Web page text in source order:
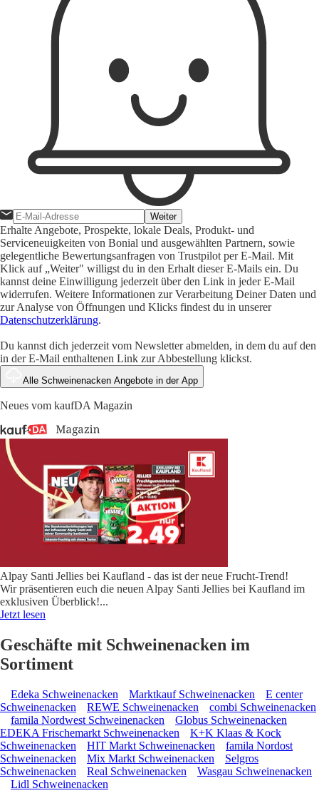
Weiter
Erhalte Angebote, Prospekte, lokale Deals, Produkt- und
Serviceneuigkeiten von Bonial und ausgewählten Partnern, sowie
gelegentliche Bewertungsanfragen von Trustpilot per E-Mail. Mit
Klick auf „Weiter" willigst du in den Erhalt dieser E-Mails ein. Du
kannst deine Einwilligung jederzeit über den Link in jeder E-Mail
widerrufen. Weitere Informationen zur Verarbeitung Deiner Daten und
zur Analyse von Öffnungen und Klicks findest du in unserer
Datenschutzerklärung.
Du kannst dich jederzeit vom Newsletter abmelden, in dem du auf den
in der E-Mail enthaltenen Link zur Abbestellung klickst.
Alle Schweinenacken Angebote in der App
Neues vom kaufDA Magazin
Alpay Santi Jellies bei Kaufland - das ist der neue Frucht-Trend!
Wir präsentieren euch die neuen Alpay Santi Jellies bei Kaufland im
exklusiven Überblick!...
Jetzt lesen
Geschäfte mit Schweinenacken im
Sortiment
Edeka Schweinenacken Marktkauf Schweinenacken
E center
Schweinenacken
REWE Schweinenacken
combi Schweinenacken
famila Nordwest Schweinenacken
Globus Schweinenacken
EDEKA Frischemarkt Schweinenacken
K+K Klaas & Kock
Schweinenacken
HIT Markt Schweinenacken
famila Nordost
Schweinenacken
Mix Markt Schweinenacken
Selgros
Schweinenacken
Real Schweinenacken
Wasgau Schweinenacken
Lidl Schweinenacken